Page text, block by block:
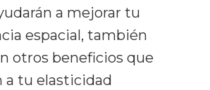
a mejorar tu
espacial, también
otros beneficios que
a tu elasticidad